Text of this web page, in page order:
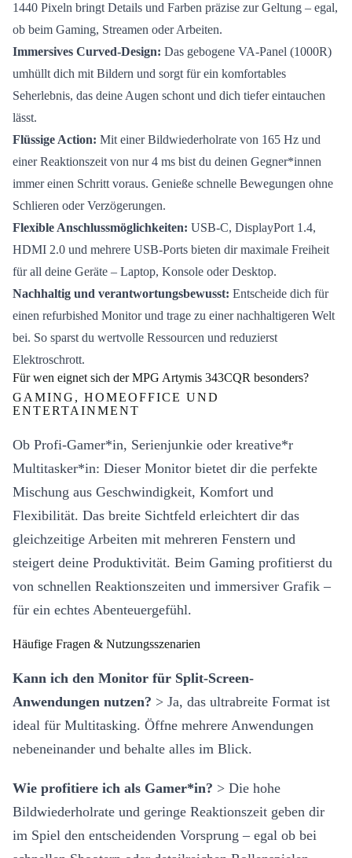
1440 Pixeln bringt Details und Farben präzise zur Geltung – egal,
ob beim Gaming, Streamen oder Arbeiten.
Immersives Curved-Design: Das gebogene VA-Panel (1000R)
umhüllt dich mit Bildern und sorgt für ein komfortables
Seherlebnis, das deine Augen schont und dich tiefer eintauchen
lässt.
Flüssige Action: Mit einer Bildwiederholrate von 165 Hz und
einer Reaktionszeit von nur 4 ms bist du deinen Gegner*innen
immer einen Schritt voraus. Genieße schnelle Bewegungen ohne
Schlieren oder Verzögerungen.
Flexible Anschlussmöglichkeiten: USB-C, DisplayPort 1.4,
HDMI 2.0 und mehrere USB-Ports bieten dir maximale Freiheit
für all deine Geräte – Laptop, Konsole oder Desktop.
Nachhaltig und verantwortungsbewusst: Entscheide dich für
einen refurbished Monitor und trage zu einer nachhaltigeren Welt
bei. So sparst du wertvolle Ressourcen und reduzierst
Elektroschrott.
Für wen eignet sich der MPG Artymis 343CQR besonders?
GAMING, HOMEOFFICE UND
ENTERTAINMENT
Ob Profi-Gamer*in, Serienjunkie oder kreative*r
Multitasker*in: Dieser Monitor bietet dir die perfekte
Mischung aus Geschwindigkeit, Komfort und
Flexibilität. Das breite Sichtfeld erleichtert dir das
gleichzeitige Arbeiten mit mehreren Fenstern und
steigert deine Produktivität. Beim Gaming profitierst du
von schnellen Reaktionszeiten und immersiver Grafik –
für ein echtes Abenteuergefühl.
Häufige Fragen & Nutzungsszenarien
Kann ich den Monitor für Split-Screen-
Anwendungen nutzen? > Ja, das ultrabreite Format ist
ideal für Multitasking. Öffne mehrere Anwendungen
nebeneinander und behalte alles im Blick.
Wie profitiere ich als Gamer*in? > Die hohe
Bildwiederholrate und geringe Reaktionszeit geben dir
im Spiel den entscheidenden Vorsprung – egal ob bei